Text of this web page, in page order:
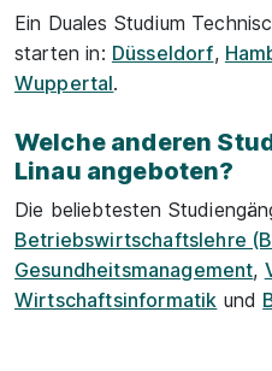
Ein Duales Studium
starten in: Düsseldorf,
Wuppertal.
Welche anderen
Linau angeboten?
Die beliebtesten
Betriebswirtschaftslehre
Gesundheitsmanagement,
Wirtschaftsinformatik und